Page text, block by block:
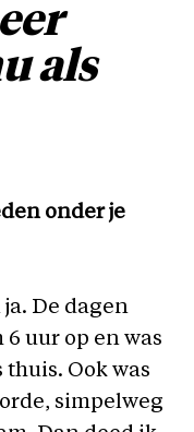
als
onder je
De dagen
uur op en was
thuis. Ook was
simpelweg